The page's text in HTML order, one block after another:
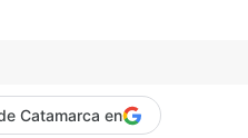
Catamarca en